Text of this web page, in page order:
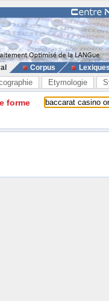
Corpus
Etymologie
forme